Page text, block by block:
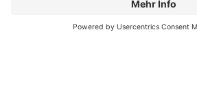
Cookie Informationen